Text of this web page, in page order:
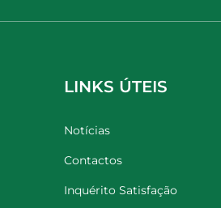
LINKS ÚTEIS
Notícias
Contactos
Inquérito Satisfação